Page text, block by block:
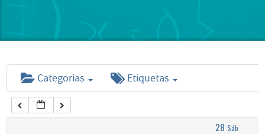
Categorías Etiquetas
28 Sáb
6:00 am
7:00 am